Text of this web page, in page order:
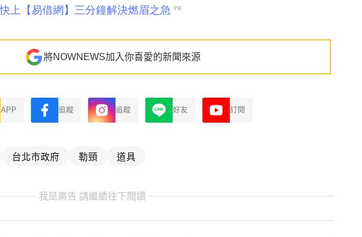
將NOWNEWS加入你喜愛的新聞來源
APP 追蹤 追蹤 好友 訂閱
台北市政府 勒頸 道具
我是廣告 請繼續往下閱讀